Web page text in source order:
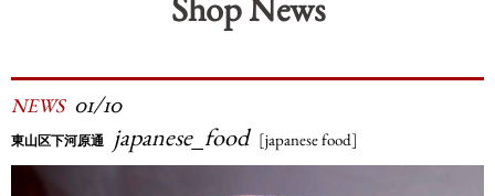
NEWS 01/10
東山区下河原通 japanese_food [japanese food]